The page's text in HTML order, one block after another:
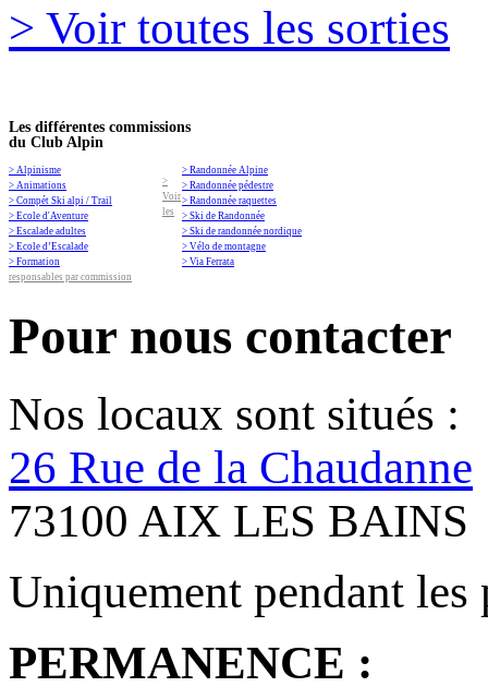
> Voir toutes les sorties
Les différentes commissions
du Club Alpin
> Alpinisme
> Animations
> Compét Ski alpi / Trail
> Ecole d'Aventure
> Escalade adultes
> Ecole d’Escalade
> Formation
> Randonnée Alpine
> Randonnée pédestre
> Randonnée raquettes
> Ski de Randonnée
> Ski de randonnée nordique
> Vélo de montagne
> Via Ferrata
>
Voir
les
responsables par commission
Pour nous contacter
Nos locaux sont situés :
26 Rue de la Chaudanne
73100 AIX LES BAINS
Uniquement pendant les
PERMANENCE :